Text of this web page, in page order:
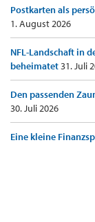
Postkarten als
1. August 2026
NFL-Landschaft in
beheimatet31. Juli
Den passenden
30. Juli 2026
Eine kleine